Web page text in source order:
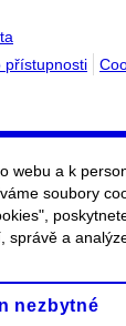
přístupnosti
webu a k
soubory
správě a
nezbytné